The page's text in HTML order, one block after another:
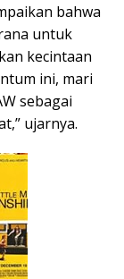
bahwa
untuk
kecintaan
ini, mari
sebagai
ujarnya.